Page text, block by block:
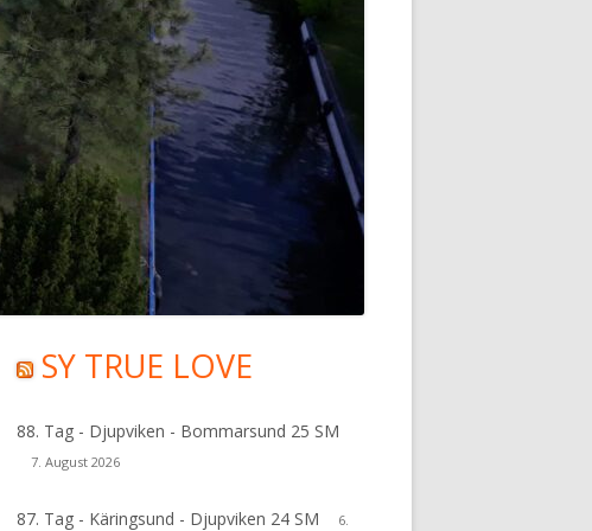
Haupt-
Seitenleiste
SY TRUE LOVE
88. Tag - Djupviken - Bommarsund 25 SM
7. August 2026
87. Tag - Käringsund - Djupviken 24 SM
6.